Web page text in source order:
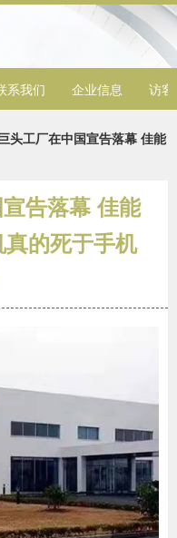
系我们 企业信息 访客
头工厂在中国宣告落幕 佳能
告落幕 佳能
的死于手机